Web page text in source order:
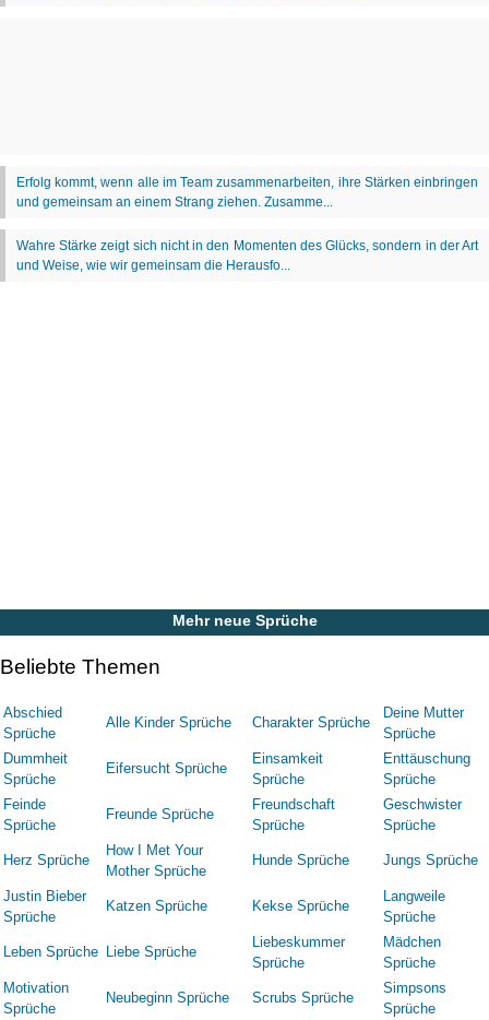
Mehr neue Sprüche
Beliebte Themen
Abschied
Sprüche
Alle Kinder Sprüche Charakter Sprüche
Deine Mutter
Sprüche
Dummheit
Sprüche
Eifersucht Sprüche
Einsamkeit
Sprüche
Enttäuschung
Sprüche
Feinde
Sprüche
Freunde Sprüche
Freundschaft
Sprüche
Geschwister
Sprüche
Herz Sprüche
How I Met Your
Mother Sprüche
Hunde Sprüche Jungs Sprüche
Justin Bieber
Sprüche
Katzen Sprüche Kekse Sprüche
Langweile
Sprüche
Leben Sprüche Liebe Sprüche
Liebeskummer
Sprüche
Mädchen
Sprüche
Motivation
Sprüche
Neubeginn Sprüche Scrubs Sprüche
Simpsons
Sprüche